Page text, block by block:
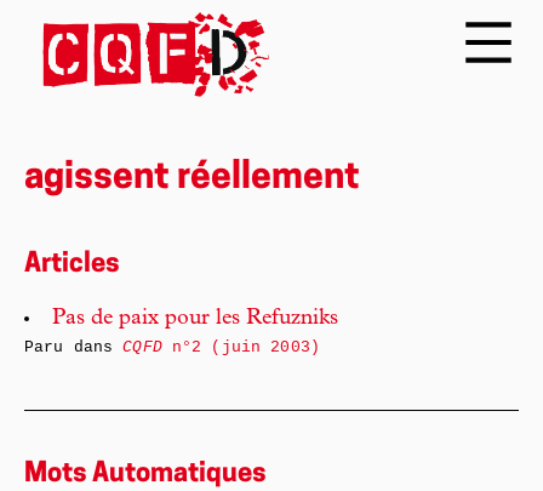
agissent réellement
Articles
Pas de paix pour les Refuzniks
Paru dansCQFDn°2 (juin 2003)
Mots Automatiques